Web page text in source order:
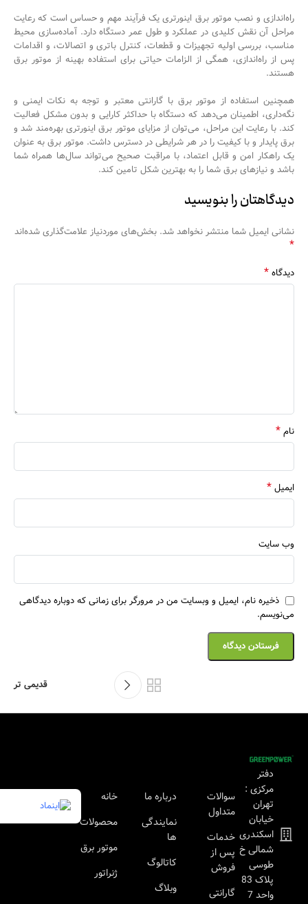
راه‌اندازی و نصب موتور برق اینورتری یک فرآیند مهم و حساس است که رعایت
مراحل آن نقش کلیدی در عملکرد و طول عمر دستگاه دارد. آماده‌سازی محیط
مناسب، بررسی اولیه تجهیزات و قطعات، کنترل باتری و اتصالات، و اقدامات
پس از راه‌اندازی، همگی از الزامات حیاتی برای استفاده بهینه از موتور برق
هستند.
همچنین استفاده از موتور برق با گارانتی معتبر و توجه به نکات ایمنی و
نگه‌داری، اطمینان می‌دهد که دستگاه با حداکثر کارایی و بدون مشکل فعالیت
کند. با رعایت این مراحل، می‌توان از مزایای موتور برق اینورتری بهره‌مند شد و
برق پایدار و با کیفیت را در هر شرایطی در دسترس داشت. موتور برق به عنوان
یک راهکار امن و قابل اعتماد، با مراقبت صحیح می‌تواند سال‌ها همراه شما
باشد و نیازهای برق شما را به بهترین شکل تامین کند.
دیدگاهتان را بنویسید
نشانی ایمیل شما منتشر نخواهد شد. بخش‌های موردنیاز علامت‌گذاری شده‌اند
*
دیدگاه*
نام*
ایمیل*
وب‌ سایت
ذخیره نام، ایمیل و وبسایت من در مرورگر برای زمانی که دوباره دیدگاهی
می‌نویسم.
قدیمی تر
دفتر
مرکزی :
تهران
خیابان
اسکندری
شمالی خ
طوسی
پلاک 83
واحد 7
سوالات
متداول
خدمات
پس از
فروش
گارانتی
درباره ما
نمایندگی
ها
کاتالوگ
وبلاگ
خانه
محصولات
موتور برق
ژنراتور